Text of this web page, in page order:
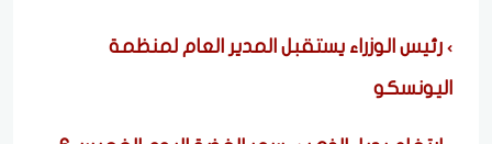
رئيس الوزراء يستقبل المدير العام لمنظمة
اليونسكو